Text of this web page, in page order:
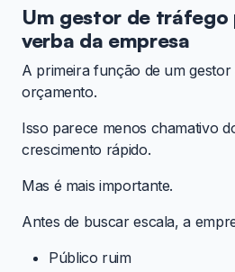
Um gestor de tráfego
verba da empresa
A primeira função de um
orçamento.
Isso parece menos chamativo
crescimento rápido.
Mas é mais importante.
Antes de buscar escala, a
Público ruim